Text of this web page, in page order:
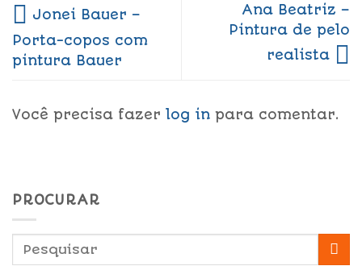
Jonei Bauer –
Porta-copos com
pintura Bauer
Ana Beatriz –
Pintura de pelo
realista
Você precisa fazer log in para comentar.
PROCURAR